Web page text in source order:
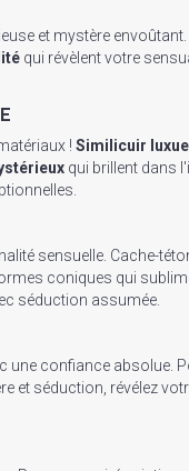
et mystère
qui révèlent votre
! Similicuir
qui brillent dans
sensuelle. Cache-
coniques qui
séduction assumée.
confiance absolue.
et séduction, révélez